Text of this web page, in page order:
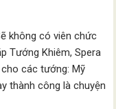
không có viên chức
Tướng Khiêm, Spera
các tướng: Mỹ
thành công là chuyện